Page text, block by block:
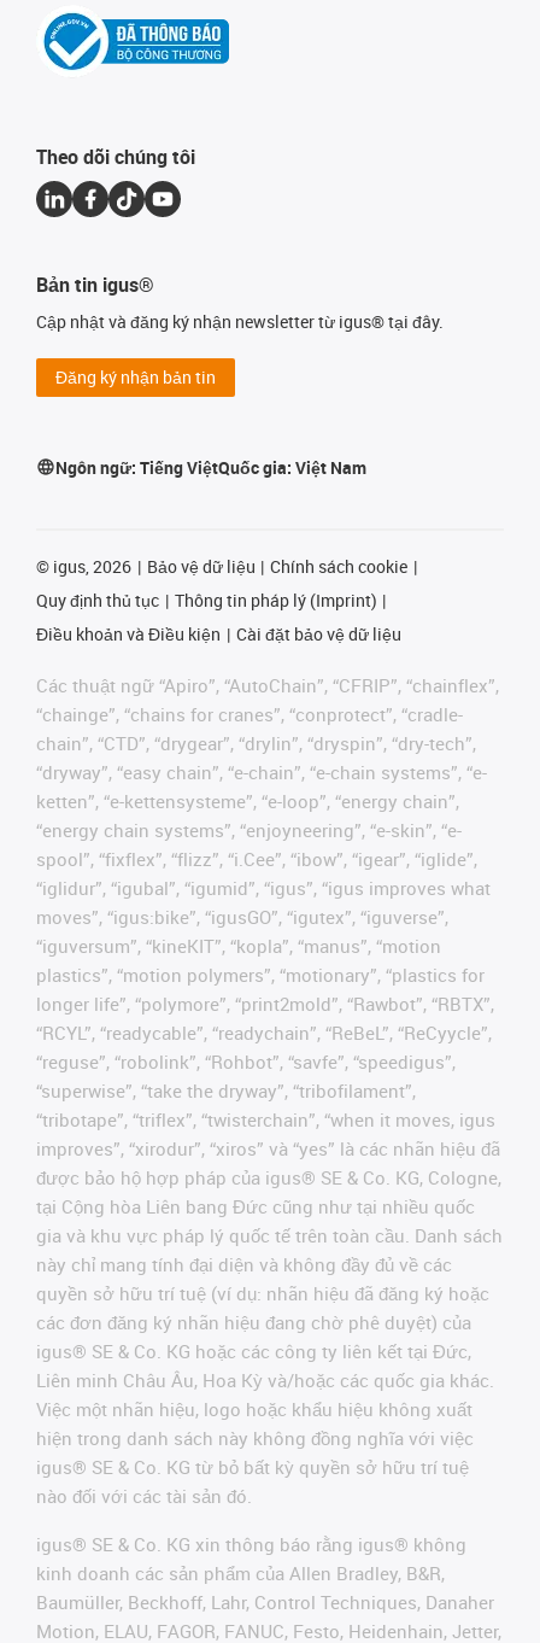
Theo dõi chúng tôi
Bản tin igus®
Cập nhật và đăng ký nhận newsletter từ igus® tại đây.
Đăng ký nhận bản tin
Ngôn ngữ: Tiếng ViệtQuốc gia: Việt Nam
© igus, 2026 Bảo vệ dữ liệu
Chính sách cookie
Quy định thủ tục
Thông tin pháp lý (Imprint)
Điều khoản và Điều kiện
Cài đặt bảo vệ dữ liệu
Các thuật ngữ “Apiro”, “AutoChain”, “CFRIP”, “chainflex”,
“chainge”, “chains for cranes”, “conprotect”, “cradle-
chain”, “CTD”, “drygear”, “drylin”, “dryspin”, “dry-tech”,
“dryway”, “easy chain”, “e-chain”, “e-chain systems”, “e-
ketten”, “e-kettensysteme”, “e-loop”, “energy chain”,
“energy chain systems”, “enjoyneering”, “e-skin”, “e-
spool”, “fixflex”, “flizz”, “i.Cee”, “ibow”, “igear”, “iglide”,
“iglidur”, “igubal”, “igumid”, “igus”, “igus improves what
moves”, “igus:bike”, “igusGO”, “igutex”, “iguverse”,
“iguversum”, “kineKIT”, “kopla”, “manus”, “motion
plastics”, “motion polymers”, “motionary”, “plastics for
longer life”, “polymore”, “print2mold”, “Rawbot”, “RBTX”,
“RCYL”, “readycable”, “readychain”, “ReBeL”, “ReCyycle”,
“reguse”, “robolink”, “Rohbot”, “savfe”, “speedigus”,
“superwise”, “take the dryway”, “tribofilament”,
“tribotape”, “triflex”, “twisterchain”, “when it moves, igus
improves”, “xirodur”, “xiros” và “yes” là các nhãn hiệu đã
được bảo hộ hợp pháp của igus® SE & Co. KG, Cologne,
tại Cộng hòa Liên bang Đức cũng như tại nhiều quốc
gia và khu vực pháp lý quốc tế trên toàn cầu. Danh sách
này chỉ mang tính đại diện và không đầy đủ về các
quyền sở hữu trí tuệ (ví dụ: nhãn hiệu đã đăng ký hoặc
các đơn đăng ký nhãn hiệu đang chờ phê duyệt) của
igus® SE & Co. KG hoặc các công ty liên kết tại Đức,
Liên minh Châu Âu, Hoa Kỳ và/hoặc các quốc gia khác.
Việc một nhãn hiệu, logo hoặc khẩu hiệu không xuất
hiện trong danh sách này không đồng nghĩa với việc
igus® SE & Co. KG từ bỏ bất kỳ quyền sở hữu trí tuệ
nào đối với các tài sản đó.
igus® SE & Co. KG xin thông báo rằng igus® không
kinh doanh các sản phẩm của Allen Bradley, B&R,
Baumüller, Beckhoff, Lahr, Control Techniques, Danaher
Motion, ELAU, FAGOR, FANUC, Festo, Heidenhain, Jetter,